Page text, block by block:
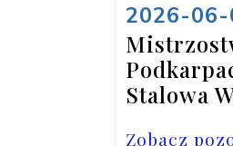
2026-06-
Stalowa
Zobacz